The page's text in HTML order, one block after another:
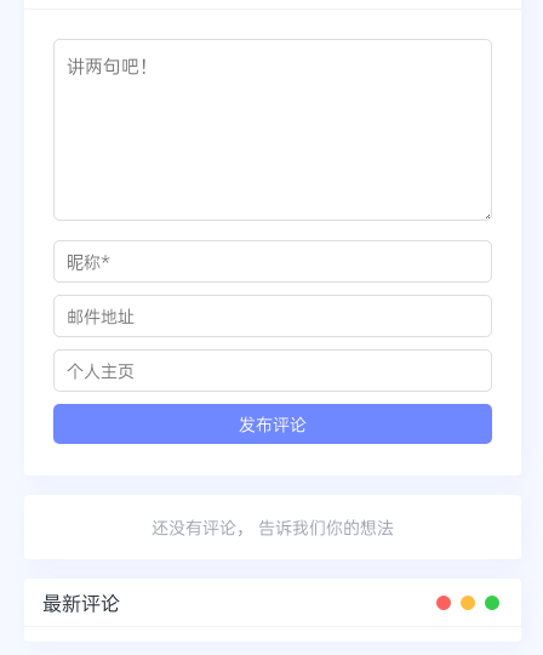
还没有评论， 告诉我们你的想法
最新评论